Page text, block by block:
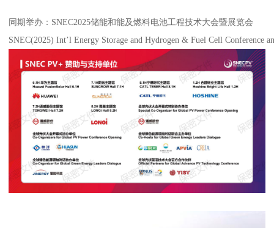
同期举办：SNEC2025储能和能及燃料电池工程技术大会暨展览会
SNEC(2025) Int’l Energy Storage and Hydrogen & Fuel Cell Conference